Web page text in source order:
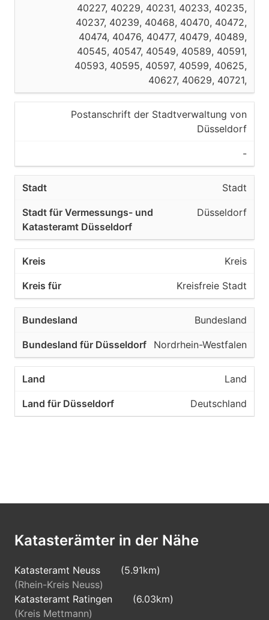
40221
Düsseldorf
Kreisfreie Stadt
Oberbürgermeister der Stadt
Düsseldorf
Düsseldorf
Kreisfreie Stadt
Oberbürgermeister der Stadt
40225
Düsseldorf
Kreisfreie Stadt
Düsseldorf
40227
Düsseldorf
40229
40227, 40229, 40231, 40233, 40235,
40237, 40239, 40468, 40470, 40472,
40474, 40476, 40477, 40479, 40489,
40545, 40547, 40549, 40589, 40591,
40593, 40595, 40597, 40599, 40625,
40627, 40629, 40721,
Postanschrift der Stadtverwaltung von
Düsseldorf
-
Stadt
Düsseldorf
Kreis
Kreisfreie Stadt
Bundesland
Nordrhein-Westfalen
Land
Deutschland
Katasterämter in der Nähe
Katasteramt Neuss
(5.91km)
(Rhein-Kreis Neuss)
Katasteramt Ratingen
(6.03km)
(Kreis Mettmann)